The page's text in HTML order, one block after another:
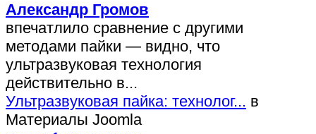
Александр Громов
впечатлило сравнение с другими
методами пайки — видно, что
ультразвуковая технология
действительно в...
Ультразвуковая пайка: технолог... в
Материалы Joomla